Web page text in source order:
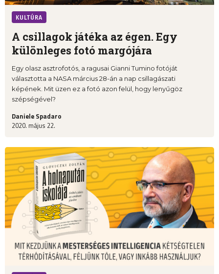
KULTÚRA
A csillagok játéka az égen. Egy
különleges fotó margójára
Egy olasz asztrofotós, a ragusai Gianni Tumino fotóját
választotta a NASA március 28-án a nap csillagászati
képének. Mit üzen ez a fotó azon felül, hogy lenyűgöz
szépségével?
Daniele Spadaro
2020. május 22.